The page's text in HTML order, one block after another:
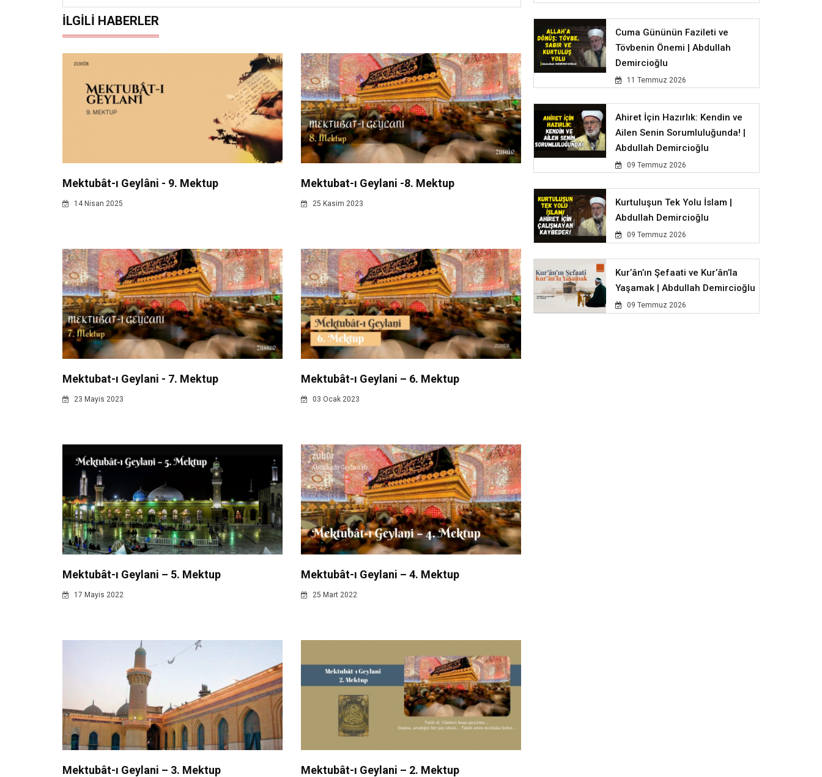
İLGILI HABERLER
Mektubât-ı Geylâni - 9. Mektup
14 Nisan 2025
Mektubat-ı Geylani -8. Mektup
25 Kasim 2023
Mektubat-ı Geylani - 7. Mektup
23 Mayis 2023
Mektubât-ı Geylani – 6. Mektup
03 Ocak 2023
Mektubât-ı Geylani – 5. Mektup
17 Mayis 2022
Mektubât-ı Geylani – 4. Mektup
25 Mart 2022
Mektubât-ı Geylani – 3. Mektup Mektubât-ı Geylani – 2. Mektup
Cuma Gününün Fazileti ve
Tövbenin Önemi | Abdullah
Demircioğlu
11 Temmuz 2026
Ahiret İçin Hazırlık: Kendin ve
Ailen Senin Sorumluluğunda! |
Abdullah Demircioğlu
09 Temmuz 2026
Kurtuluşun Tek Yolu İslam |
Abdullah Demircioğlu
09 Temmuz 2026
Kur’ân’ın Şefaati ve Kur’ân’la
Yaşamak | Abdullah Demircioğlu
09 Temmuz 2026